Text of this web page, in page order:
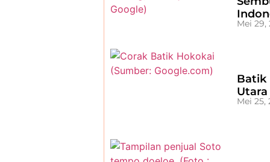
Mei 29,
Batik
Utara
Mei 25,